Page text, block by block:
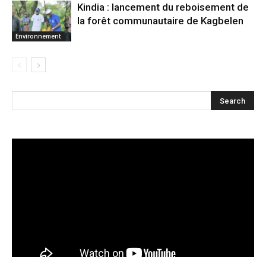
Environnement
Kindia : lancement du reboisement de
la forêt communautaire de Kagbelen